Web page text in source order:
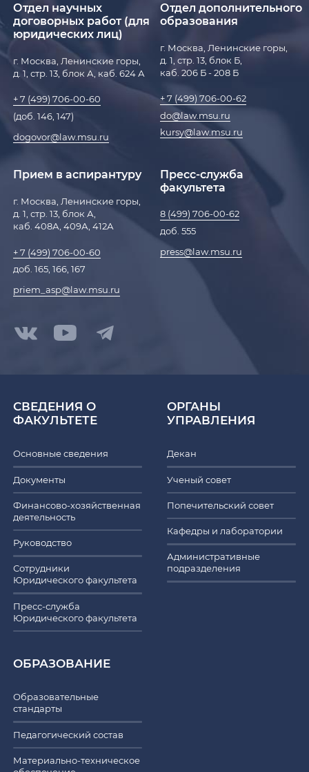
Отдел научных
договорных работ (для
юридических лиц)
г. Москва, Ленинские горы,
д. 1, стр. 13, блок А, каб. 624 А
+ 7 (499) 706-00-60
(доб. 146, 147)
dogovor@law.msu.ru
Отдел дополнительного
образования
г. Москва, Ленинские горы,
д. 1, стр. 13, блок Б,
каб. 206 Б - 208 Б
+ 7 (499) 706-00-62
do@law.msu.ru
kursy@law.msu.ru
Прием в аспирантуру
г. Москва, Ленинские горы,
д. 1, стр. 13, блок А,
каб. 408А, 409А, 412А
+ 7 (499) 706-00-60
доб. 165, 166, 167
priem_asp@law.msu.ru
Пресс-служба
факультета
8 (499) 706-00-62
доб. 555
press@law.msu.ru
СВЕДЕНИЯ О
ФАКУЛЬТЕТЕ
Основные сведения
Документы
Финансово-хозяйственная
деятельность
Руководство
Сотрудники
Юридического факультета
Пресс-служба
Юридического факультета
ОРГАНЫ
УПРАВЛЕНИЯ
Декан
Ученый совет
Попечительский совет
Кафедры и лаборатории
Административные
подразделения
ОБРАЗОВАНИЕ
Образовательные
стандарты
Педагогический состав
Материально-техническое